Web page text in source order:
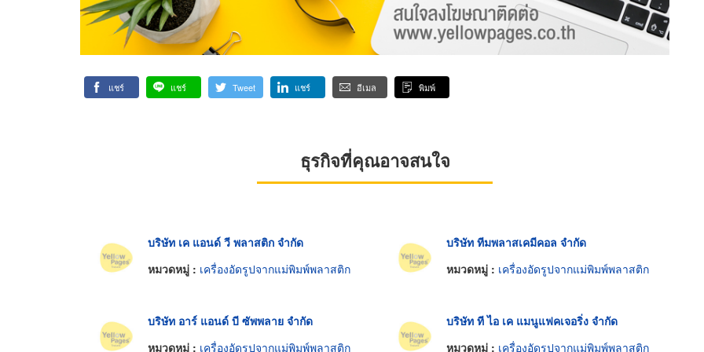
แชร์ แชร์ Tweet แชร์ อีเมล พิมพ์
ธุรกิจที่คุณอาจสนใจ
บริษัท เค แอนด์ วี พลาสติก จำกัด
หมวดหมู่ : เครื่องอัดรูปจากแม่พิมพ์พลาสติก
บริษัท ทีมพลาสเคมีคอล จำกัด
หมวดหมู่ : เครื่องอัดรูปจากแม่พิมพ์พลาสติก
บริษัท อาร์ แอนด์ บี ซัพพลาย จำกัด
หมวดหมู่ : เครื่องอัดรูปจากแม่พิมพ์พลาสติก
บริษัท ที ไอ เค แมนูแฟคเจอริ่ง จำกัด
หมวดหมู่ : เครื่องอัดรูปจากแม่พิมพ์พลาสติก